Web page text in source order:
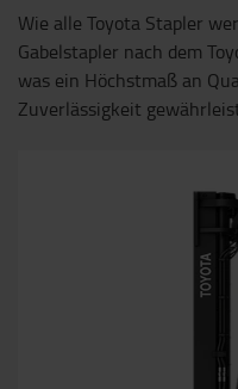
Wie alle Toyota Stapler
Gabelstapler nach dem
was ein Höchstmaß an
Zuverlässigkeit